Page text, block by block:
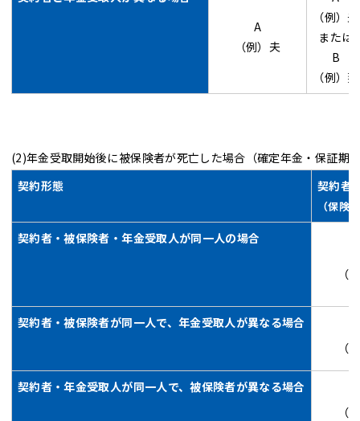
A
（例）夫
（例）夫
または
B
（例）妻
(2)年金受取開始後に被保険者が死亡した場合（確定年金・保証期
契約形態
契約者
（保険
契約者・被保険者・年金受取人が同一人の場合
（
契約者・被保険者が同一人で、年金受取人が異なる場合
（
契約者・年金受取人が同一人で、被保険者が異なる場合
（